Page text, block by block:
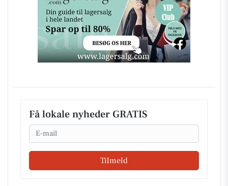
Få lokale nyheder GRATIS
Email
Tilmeld